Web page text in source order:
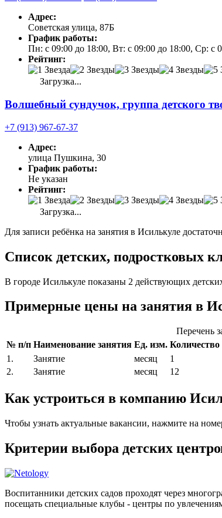
Адрес:
Советская улица, 87Б
График работы:
Пн: с 09:00 до 18:00, Вт: с 09:00 до 18:00, Ср: с
Рейтинг:
Загрузка...
Волшебный сундучок, группа детского
+7 (913) 967-67-37
Адрес:
улица Пушкина, 30
График работы:
Не указан
Рейтинг:
Загрузка...
Для записи ребёнка на занятия в Исилькуле
Список детских, подростковых
В городе Исилькуле показаны 2 действующих
Примерные цены на занятия в
Перечень
№ п/п Наименование занятия Ед. изм. Количество
1.
Занятие месяц 1
2.
Занятие месяц 12
Как устроиться в компанию
Чтобы узнать актуальные вакансии, нажмите на
Критерии выбора детских
Воспитанники детских садов проходят через
посещать специальные клубы - центры по